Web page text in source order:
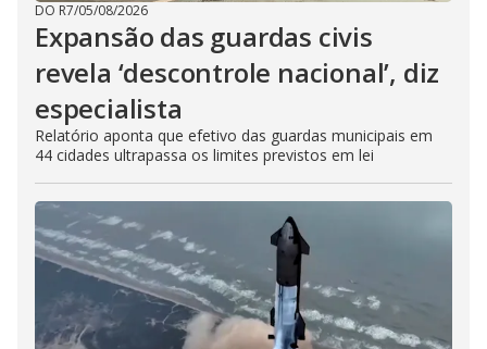
DO R7/05/08/2026
Expansão das guardas civis
revela ‘descontrole nacional’, diz
especialista
Relatório aponta que efetivo das guardas municipais em
44 cidades ultrapassa os limites previstos em lei